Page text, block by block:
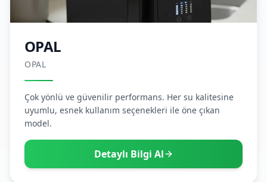
OPAL
OPAL
Çok yönlü ve güvenilir performans. Her su kalitesine
uyumlu, esnek kullanım seçenekleri ile öne çıkan
model.
Detaylı Bilgi Al